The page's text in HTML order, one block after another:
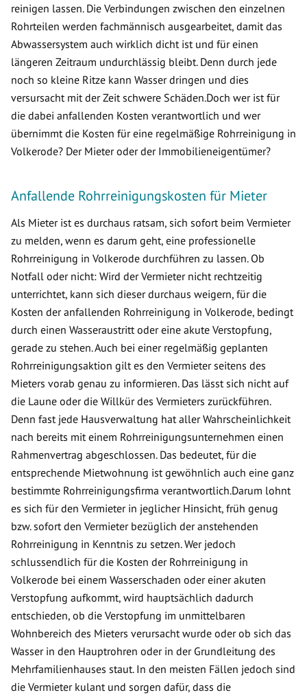
reinigen lassen. Die Verbindungen zwischen den einzelnen
Rohrteilen werden fachmännisch ausgearbeitet, damit das
Abwassersystem auch wirklich dicht ist und für einen
längeren Zeitraum undurchlässig bleibt. Denn durch jede
noch so kleine Ritze kann Wasser dringen und dies
versursacht mit der Zeit schwere Schäden.Doch wer ist für
die dabei anfallenden Kosten verantwortlich und wer
übernimmt die Kosten für eine regelmäßige Rohrreinigung in
Volkerode? Der Mieter oder der Immobilieneigentümer?
Anfallende Rohrreinigungskosten für Mieter
Als Mieter ist es durchaus ratsam, sich sofort beim Vermieter
zu melden, wenn es darum geht, eine professionelle
Rohrreinigung in Volkerode durchführen zu lassen. Ob
Notfall oder nicht: Wird der Vermieter nicht rechtzeitig
unterrichtet, kann sich dieser durchaus weigern, für die
Kosten der anfallenden Rohrreinigung in Volkerode, bedingt
durch einen Wasseraustritt oder eine akute Verstopfung,
gerade zu stehen. Auch bei einer regelmäßig geplanten
Rohrreinigungsaktion gilt es den Vermieter seitens des
Mieters vorab genau zu informieren. Das lässt sich nicht auf
die Laune oder die Willkür des Vermieters zurückführen.
Denn fast jede Hausverwaltung hat aller Wahrscheinlichkeit
nach bereits mit einem Rohrreinigungsunternehmen einen
Rahmenvertrag abgeschlossen. Das bedeutet, für die
entsprechende Mietwohnung ist gewöhnlich auch eine ganz
bestimmte Rohrreinigungsfirma verantwortlich.Darum lohnt
es sich für den Vermieter in jeglicher Hinsicht, früh genug
bzw. sofort den Vermieter bezüglich der anstehenden
Rohrreinigung in Kenntnis zu setzen. Wer jedoch
schlussendlich für die Kosten der Rohrreinigung in
Volkerode bei einem Wasserschaden oder einer akuten
Verstopfung aufkommt, wird hauptsächlich dadurch
entschieden, ob die Verstopfung im unmittelbaren
Wohnbereich des Mieters verursacht wurde oder ob sich das
Wasser in den Hauptrohren oder in der Grundleitung des
Mehrfamilienhauses staut. In den meisten Fällen jedoch sind
die Vermieter kulant und sorgen dafür, dass die